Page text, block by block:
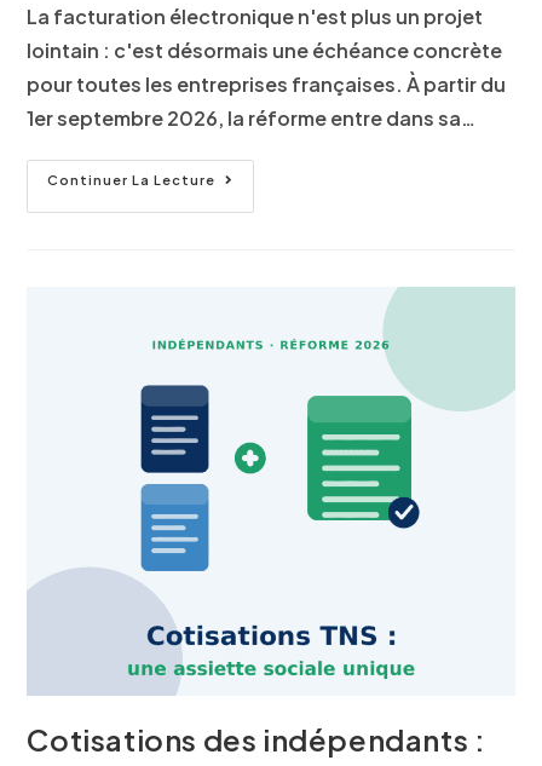
La facturation électronique n'est plus un projet
lointain : c'est désormais une échéance concrète
pour toutes les entreprises françaises. À partir du
1er septembre 2026, la réforme entre dans sa…
Continuer La Lecture
Cotisations des indépendants :